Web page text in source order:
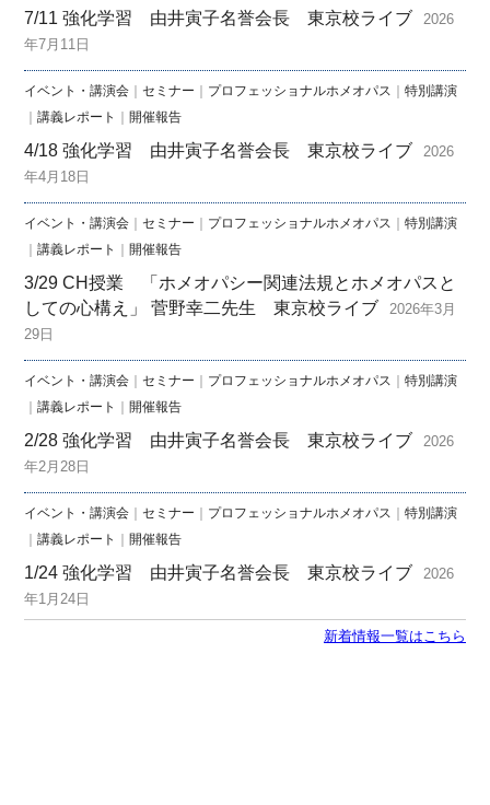
7/11 強化学習 由井寅子名誉会長 東京校ライブ
2026
年7月11日
イベント・講演会 セミナー プロフェッショナルホメオパス
特別講演
講義レポート 開催報告
4/18 強化学習 由井寅子名誉会長 東京校ライブ
2026
年4月18日
イベント・講演会 セミナー プロフェッショナルホメオパス
特別講演
講義レポート 開催報告
3/29 CH授業 「ホメオパシー関連法規とホメオパスと
しての心構え」 菅野幸二先生 東京校ライブ
2026年3月
29日
イベント・講演会 セミナー プロフェッショナルホメオパス
特別講演
講義レポート 開催報告
2/28 強化学習 由井寅子名誉会長 東京校ライブ
2026
年2月28日
イベント・講演会 セミナー プロフェッショナルホメオパス
特別講演
講義レポート 開催報告
1/24 強化学習 由井寅子名誉会長 東京校ライブ
2026
年1月24日
新着情報一覧はこちら